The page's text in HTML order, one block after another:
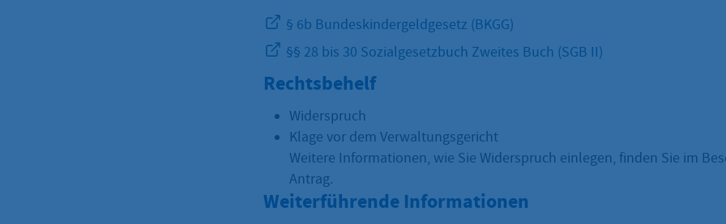
§ 6b Bundeskindergeldgesetz (BKGG)
§§ 28 bis 30 Sozialgesetzbuch Zweites Buch (SGB II)
Rechtsbehelf
Widerspruch
Klage vor dem Verwaltungsgericht
Weitere Informationen, wie Sie Widerspruch einlegen, finden Sie im
Antrag.
Weiterführende Informationen